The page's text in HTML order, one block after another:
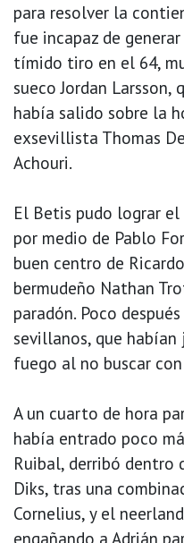
para resolver la
fue incapaz de
tímido tiro en el 64,
sueco Jordan
había salido sobre la
exsevillista Thomas
Achouri.
El Betis pudo lograr
por medio de Pablo
buen centro de
bermudeño Nathan
paradón. Poco
sevillanos, que
fuego al no buscar
A un cuarto de hora
había entrado poco
Ruibal, derribó dentro
Diks, tras una
Cornelius, y el
engañando a Adrián